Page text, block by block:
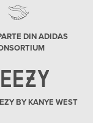
DIN ADIDAS
BY KANYE WEST